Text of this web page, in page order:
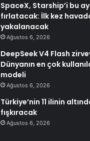
SpaceX, Starship’i bu
fırlatacak: İlk kez
yakalanacak
Ağustos 6, 2026
DeepSeek V4 Flash
Dünyanın en çok
modeli
Ağustos 6, 2026
Türkiye’nin 11 ilinin
fışkıracak
Ağustos 6, 2026